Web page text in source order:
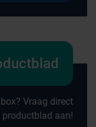
Vraag direct
productblad aan!